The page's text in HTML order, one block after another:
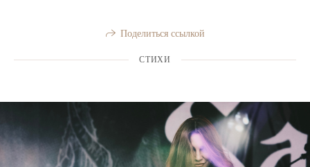
Поделиться ссылкой
СТИХИ